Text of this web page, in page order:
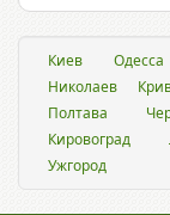
Киев Одесса
Николаев
Полтава
Кировоград
Ужгород